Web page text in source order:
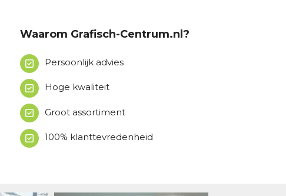
Waarom Grafisch-Centrum.nl?
Persoonlijk advies
Hoge kwaliteit
Groot assortiment
100% klanttevredenheid